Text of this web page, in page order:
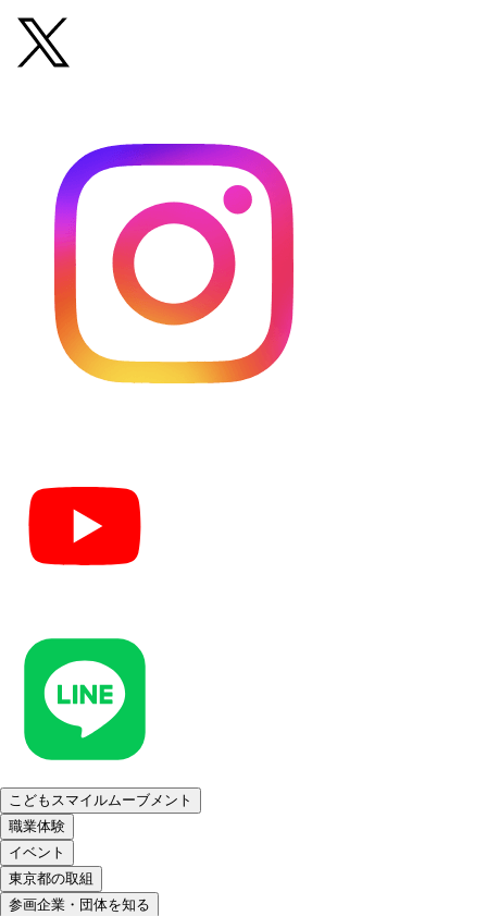
こどもスマイルムーブメント
職業体験
イベント
東京都の取組
参画企業・団体を知る